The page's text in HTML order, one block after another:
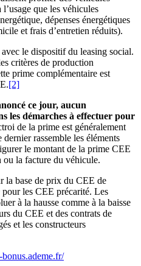
que les véhicules
dépenses énergétiques
et frais d’entretien réduits).
le dispositif du leasing social.
critères de production
prime complémentaire est
[2]
ce jour, aucun
les démarches à effectuer pour
de la prime est généralement
rassemble les éléments
le montant de la prime CEE
ou la facture du véhicule.
la base de prix du CEE de
les CEE précarité. Les
à la hausse comme à la baisse
du CEE et des contrats de
et les constructeurs